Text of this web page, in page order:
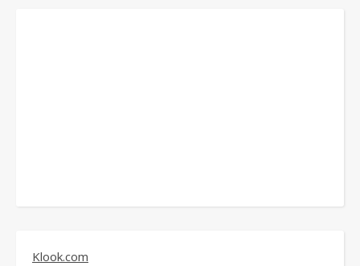
Klook.com